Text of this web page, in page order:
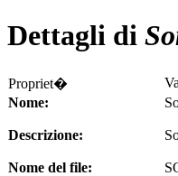
Dettagli di
Propriet�
Nome:
Descrizione:
Nome del file: